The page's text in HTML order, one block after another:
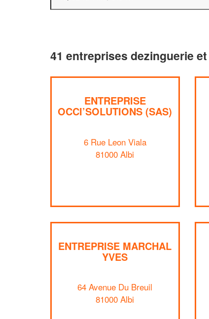
41 entreprises dezinguerie
ENTREPRISE
OCCI’SOLUTIONS (SAS)
6 Rue Leon Viala
81000 Albi
ENTREPRISE MARCHAL
YVES
64 Avenue Du Breuil
81000 Albi